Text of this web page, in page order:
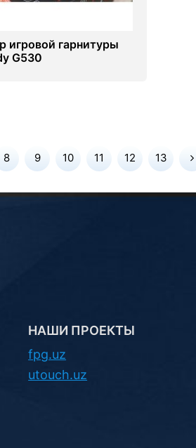
игровой гарнитуры
G530
8 9 10 11 12 13
НАШИ ПРОЕКТЫ
fpg.uz
utouch.uz